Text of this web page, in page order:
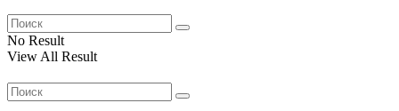
No Result
View All Result